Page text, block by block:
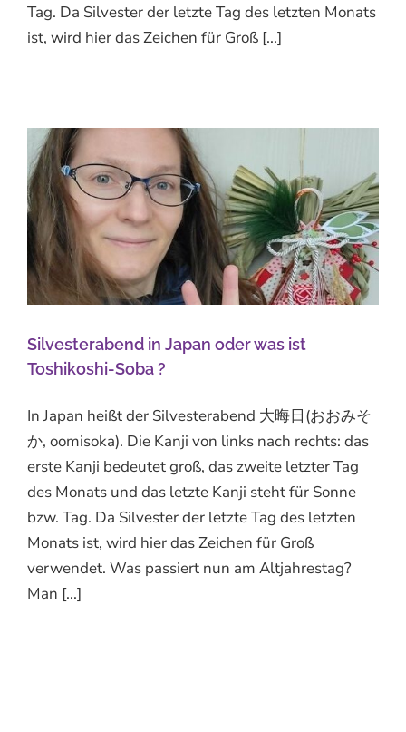
Tag. Da Silvester der letzte Tag des letzten Monats
ist, wird hier das Zeichen für Groß [...]
Silvesterabend in Japan oder was ist
Toshikoshi-Soba ?
In Japan heißt der Silvesterabend 大晦日(おおみそ
か, oomisoka). Die Kanji von links nach rechts: das
erste Kanji bedeutet groß, das zweite letzter Tag
des Monats und das letzte Kanji steht für Sonne
bzw. Tag. Da Silvester der letzte Tag des letzten
Monats ist, wird hier das Zeichen für Groß
verwendet. Was passiert nun am Altjahrestag?
Man [...]